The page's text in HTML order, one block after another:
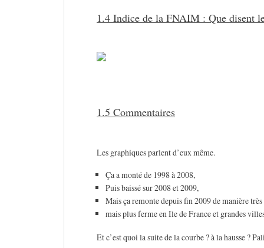
1.4 Indice de la FNAIM : Que disent
1.5 Commentaires
Les graphiques parlent d’eux même.
Ça a monté de 1998 à 2008,
Puis baissé sur 2008 et 2009,
Mais ça remonte depuis fin 2009 de manière
mais plus ferme en Ile de France et grandes
Et c’est quoi la suite de la courbe ? à la hausse ?